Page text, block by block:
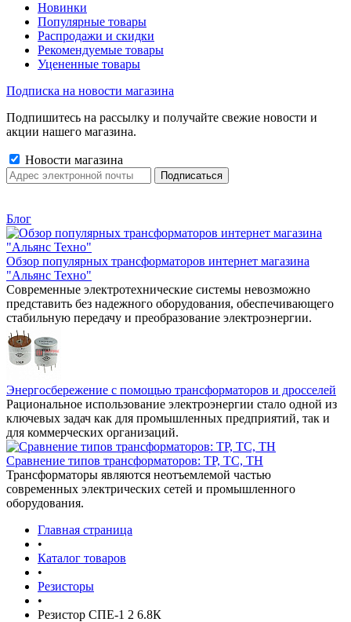
Новинки
Популярные товары
Распродажи и скидки
Рекомендуемые товары
Уцененные товары
Подписка на новости магазина
Подпишитесь на рассылку и получайте свежие новости и
акции нашего магазина.
Новости магазина
Блог
Обзор популярных трансформаторов интернет магазина
"Альянс Техно"
Современные электротехнические системы невозможно
представить без надежного оборудования, обеспечивающего
стабильную передачу и преобразование электроэнергии.
Энергосбережение с помощью трансформаторов и дросселей
Рациональное использование электроэнергии стало одной из
ключевых задач как для промышленных предприятий, так и
для коммерческих организаций.
Сравнение типов трансформаторов: ТР, ТС, ТН
Трансформаторы являются неотъемлемой частью
современных электрических сетей и промышленного
оборудования.
Главная страница
•
Каталог товаров
•
Резисторы
•
Резистор СПЕ-1 2 6.8К